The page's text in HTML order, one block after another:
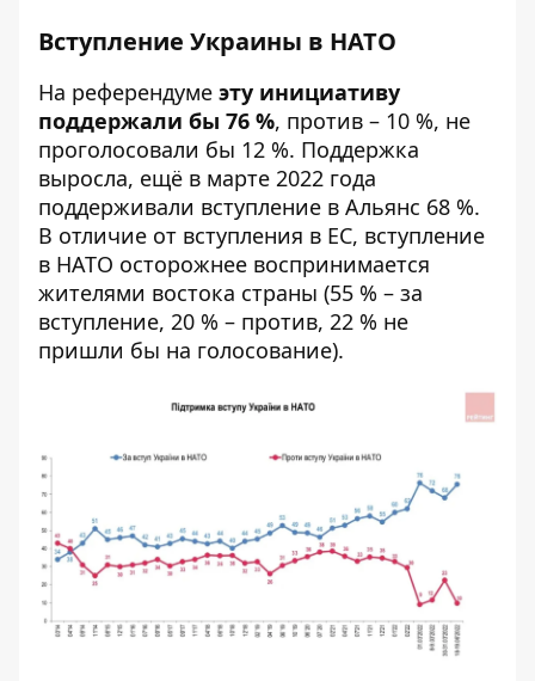
Вступление Украины в НАТО
На референдуме эту инициативу
поддержали бы 76 %, против – 10 %, не
проголосовали бы 12 %. Поддержка
выросла, ещё в марте 2022 года
поддерживали вступление в Альянс 68 %.
В отличие от вступления в ЕС, вступление
в НАТО осторожнее воспринимается
жителями востока страны (55 % – за
вступление, 20 % – против, 22 % не
пришли бы на голосование).